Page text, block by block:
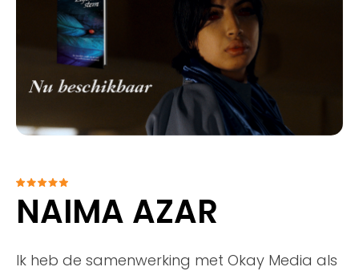
NAIMA AZAR
Ik heb de samenwerking met Okay Media als